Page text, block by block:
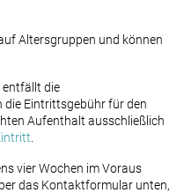
Altersgruppen und können
entfällt die
die Eintrittsgebühr für den
Aufenthalt ausschließlich
vier Wochen im Voraus
das Kontaktformular unten,